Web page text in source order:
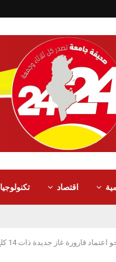
اقتصاد تكنولوجيا
قارورة غاز جديدة ذات 14 كلغ موجّهة للصناعيين’